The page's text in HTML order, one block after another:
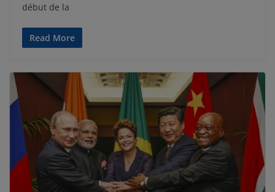
début de la
Read More